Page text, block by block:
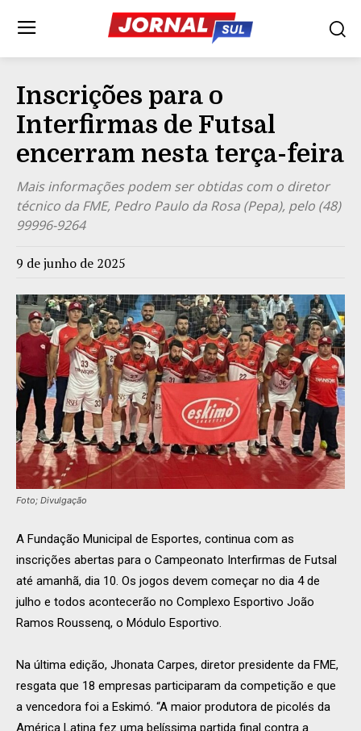
Inscrições para o
Interfirmas de Futsal
encerram nesta terça-feira
Mais informações podem ser obtidas com o diretor
técnico da FME, Pedro Paulo da Rosa (Pepa), pelo (48)
99996-9264
9 de junho de 2025
Foto; Divulgação
A Fundação Municipal de Esportes, continua com as
inscrições abertas para o Campeonato Interfirmas de Futsal
até amanhã, dia 10. Os jogos devem começar no dia 4 de
julho e todos acontecerão no Complexo Esportivo João
Ramos Roussenq, o Módulo Esportivo.
Na última edição, Jhonata Carpes, diretor presidente da FME,
resgata que 18 empresas participaram da competição e que
a vencedora foi a Eskimó. “A maior produtora de picolés da
América Latina fez uma belíssima partida final contra a